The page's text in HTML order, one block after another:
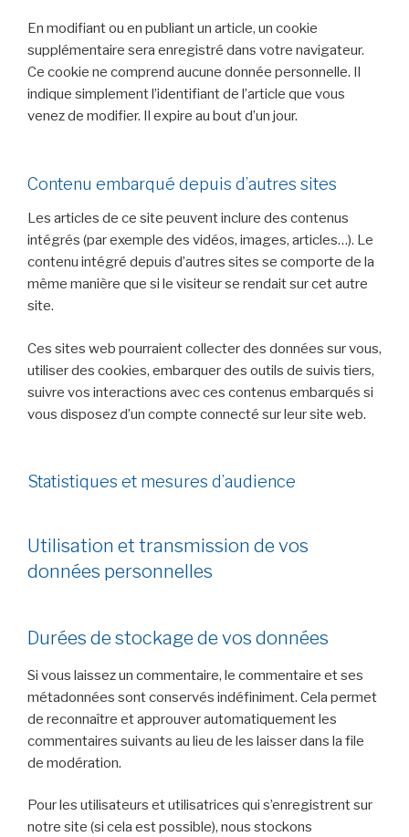
En modifiant ou en publiant un article, un cookie
supplémentaire sera enregistré dans votre navigateur.
Ce cookie ne comprend aucune donnée personnelle. Il
indique simplement l’identifiant de l’article que vous
venez de modifier. Il expire au bout d’un jour.
Contenu embarqué depuis d’autres sites
Les articles de ce site peuvent inclure des contenus
intégrés (par exemple des vidéos, images, articles…). Le
contenu intégré depuis d’autres sites se comporte de la
même manière que si le visiteur se rendait sur cet autre
site.
Ces sites web pourraient collecter des données sur vous,
utiliser des cookies, embarquer des outils de suivis tiers,
suivre vos interactions avec ces contenus embarqués si
vous disposez d’un compte connecté sur leur site web.
Statistiques et mesures d’audience
Utilisation et transmission de vos
données personnelles
Durées de stockage de vos données
Si vous laissez un commentaire, le commentaire et ses
métadonnées sont conservés indéfiniment. Cela permet
de reconnaître et approuver automatiquement les
commentaires suivants au lieu de les laisser dans la file
de modération.
Pour les utilisateurs et utilisatrices qui s’enregistrent sur
notre site (si cela est possible), nous stockons